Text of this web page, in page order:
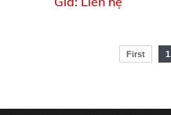
First 1